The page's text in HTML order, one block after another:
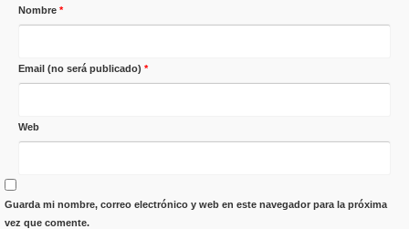
Nombre *
Email (no será publicado) *
Web
Guarda mi nombre, correo electrónico y web en este navegador para la próxima
vez que comente.